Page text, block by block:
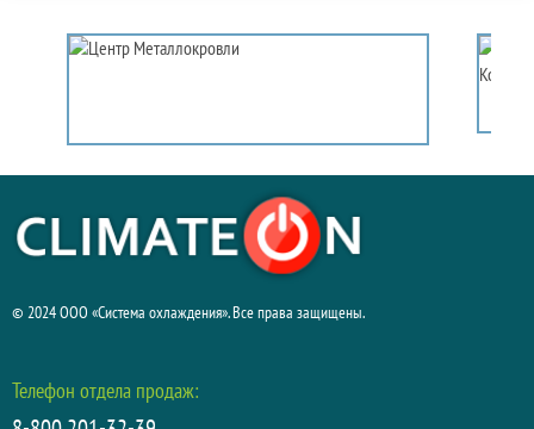
© 2024 ООО «Система охлаждения». Все права защищены.
Телефон отдела продаж: